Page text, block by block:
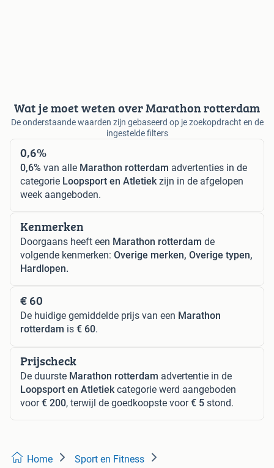
Wat je moet weten over Marathon rotterdam
De onderstaande waarden zijn gebaseerd op je zoekopdracht en de
ingestelde filters
0,6%
0,6% van alle Marathon rotterdam advertenties in de
categorie Loopsport en Atletiek zijn in de afgelopen
week aangeboden.
Kenmerken
Doorgaans heeft een Marathon rotterdam de
volgende kenmerken: Overige merken, Overige typen,
Hardlopen.
€ 60
De huidige gemiddelde prijs van een Marathon
rotterdam is € 60.
Prijscheck
De duurste Marathon rotterdam advertentie in de
Loopsport en Atletiek categorie werd aangeboden
voor€ 200, terwijl de goedkoopste voor€ 5 stond.
Home Sport en Fitness